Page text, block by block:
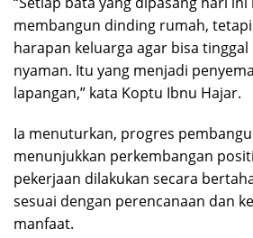
membangun dinding rumah,
harapan keluarga agar bisa
nyaman. Itu yang menjadi
lapangan,” kata Koptu Ibnu Hajar.
Ia menuturkan, progres
menunjukkan perkembangan
pekerjaan dilakukan secara
sesuai dengan perencanaan dan
manfaat.